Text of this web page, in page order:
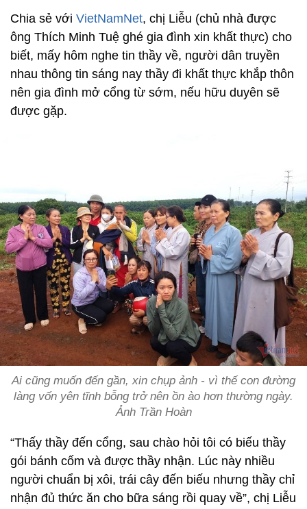
Chia sẻ với VietNamNet, chị Liễu (chủ nhà được
ông Thích Minh Tuệ ghé gia đình xin khất thực) cho
biết, mấy hôm nghe tin thầy về, người dân truyền
nhau thông tin sáng nay thầy đi khất thực khắp thôn
nên gia đình mở cổng từ sớm, nếu hữu duyên sẽ
được gặp.
Ai cũng muốn đến gần, xin chụp ảnh - vì thế con đường
làng vốn yên tĩnh bỗng trở nên ồn ào hơn thường ngày.
Ảnh Trần Hoàn
“Thấy thầy đến cổng, sau chào hỏi tôi có biếu thầy
gói bánh cốm và được thầy nhận. Lúc này nhiều
người chuẩn bị xôi, trái cây đến biếu nhưng thầy chỉ
nhận đủ thức ăn cho bữa sáng rồi quay về”, chị Liễu